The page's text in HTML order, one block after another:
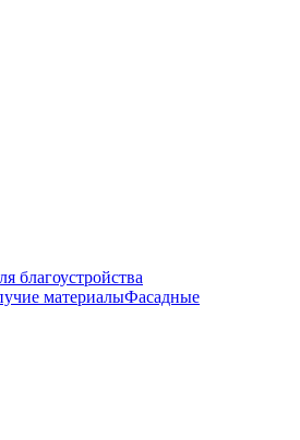
благоустройства
материалыФасадные